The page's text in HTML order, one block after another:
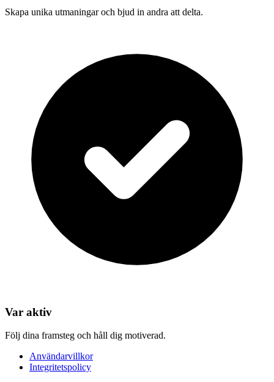
Skapa unika utmaningar och bjud in andra att delta.
Var aktiv
Följ dina framsteg och håll dig motiverad.
Användarvillkor
Integritetspolicy